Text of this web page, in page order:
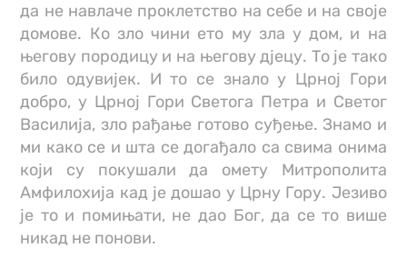
да не навлаче проклетство на себе и на своје
домове. Ко зло чини ето му зла у дом, и на
његову породицу и на његову дјецу. То је тако
било одувијек. И то се знало у Црној Гори
добро, у Црној Гори Светога Петра и Светог
Василија, зло рађање готово суђење. Знамо и
ми како се и шта се догађало са свима онима
који су покушали да омету Митрополита
Амфилохија кад је дошао у Црну Гору. Језиво
је то и помињати, не дао Бог, да се то више
никад не понови.